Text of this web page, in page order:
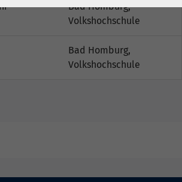
Bad Homburg,
Volkshochschule
Bad Homburg,
Volkshochschule